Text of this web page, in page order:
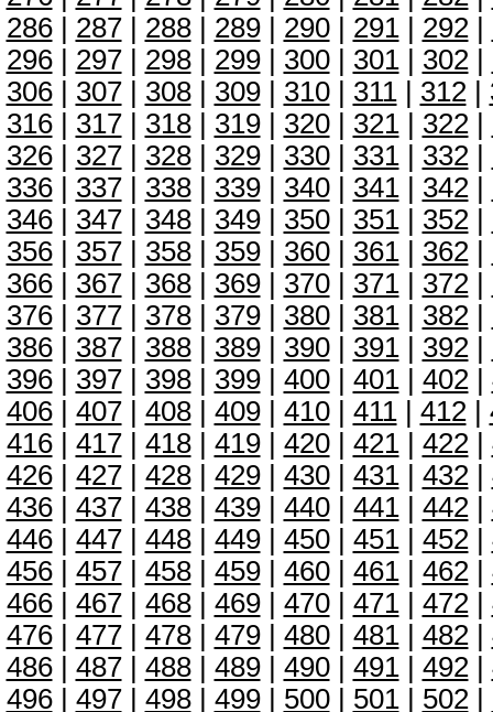
286| 287| 288| 289| 290| 291| 292|
296| 297| 298| 299| 300| 301| 302|
306| 307| 308| 309| 310| 311| 312|
316| 317| 318| 319| 320| 321| 322|
326| 327| 328| 329| 330| 331| 332|
336| 337| 338| 339| 340| 341| 342|
346| 347| 348| 349| 350| 351| 352|
356| 357| 358| 359| 360| 361| 362|
366| 367| 368| 369| 370| 371| 372|
376| 377| 378| 379| 380| 381| 382|
386| 387| 388| 389| 390| 391| 392|
396| 397| 398| 399| 400| 401| 402|
406| 407| 408| 409| 410| 411| 412|
416| 417| 418| 419| 420| 421| 422|
426| 427| 428| 429| 430| 431| 432|
436| 437| 438| 439| 440| 441| 442|
446| 447| 448| 449| 450| 451| 452|
456| 457| 458| 459| 460| 461| 462|
466| 467| 468| 469| 470| 471| 472|
476| 477| 478| 479| 480| 481| 482|
486| 487| 488| 489| 490| 491| 492|
496| 497| 498| 499| 500| 501| 502|